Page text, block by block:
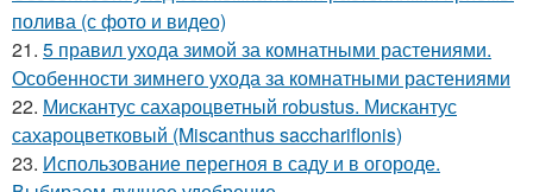
полива (с фото и видео)
21. 5 правил ухода зимой за комнатными растениями.
Особенности зимнего ухода за комнатными растениями
22. Мискантус сахароцветный robustus. Мискантус
сахароцветковый (Miscanthus sacchariflonis)
23. Использование перегноя в саду и в огороде.